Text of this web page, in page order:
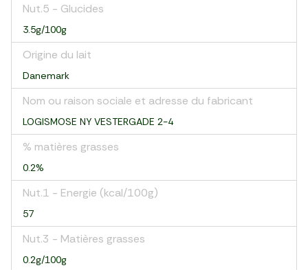
Nut.5 - Glucides
3.5g/100g
Origine du lait
Danemark
Nom ou raison sociale et adresse du fabricant
LOGISMOSE NY VESTERGADE 2-4
% matières grasses
0.2%
Nut.1 - Energie (kcal/100g)
57
Nut.3 - Matières grasses
0.2g/100g